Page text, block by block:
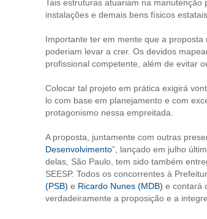
Tais estruturas atuariam na manutenção
instalações e demais bens físicos
Importante ter em mente que a
poderiam levar a crer. Os devidos
profissional competente, além de evitar
Colocar tal projeto em prática exigirá
lo com base em planejamento e com
protagonismo nessa empreitada.
A proposta, juntamente com outras
Desenvolvimento”, lançado em julho
delas, São Paulo, tem sido também
SEESP. Todos os concorrentes à
(PSB) e Ricardo Nunes (MDB) e contará
verdadeiramente a proposição e a